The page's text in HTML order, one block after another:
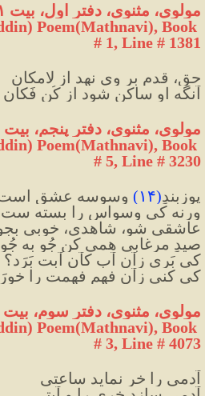
مولوی، مثنوی، دفتر اول، بیت ۱۳۸۱
Poem(Mathnavi), Book
# 1, Line # 1381
حق، قدم بر وی نهد از لامکان
آنگه او ساکن شود از کُن فَکان
مولوی، مثنوی، دفتر پنجم، بیت ۳۲۳۰
Poem(Mathnavi), Book
# 5, Line # 3230
پوزبندِ(۱۴) وسوسه عشق
ورنه کی وسواس را بسته
عاشقی شو، شاهدی، خوبی
صیدِ مرغابی همی ‌کن جُو به جُو
کی بَری زآن آب کآن آبت بَرَد؟
کی کنی زآن فهم فهمت را
مولوی، مثنوی، دفتر سوم، بیت ۴۰۷۳
Poem(Mathnavi), Book
# 3, Line # 4073
آدمی را خر نماید ساعتی